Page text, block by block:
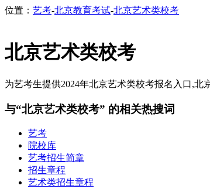
位置： 艺考-北京教育考试-北京艺术类校考
北京艺术类校考
为艺考生提供2024年北京艺术类校考报名入口,北
与“北京艺术类校考” 的相关热搜词
艺考
院校库
艺考招生简章
招生章程
艺术类招生章程